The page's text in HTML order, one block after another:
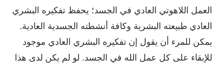
العمل اللاهوتي العادي في الجسد؛ يحفظ تفكيره البشري
العادي طبيعته البشرية وكافة أنشطته الجسدية العادية.
يمكن للمرء أن يقول إن تفكيره البشري العادي موجود
للإبقاء على كل عمل الله في الجسد. لو لم يكن لدى هذا